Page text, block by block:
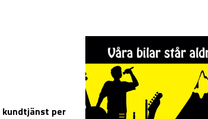
kundtjänst per